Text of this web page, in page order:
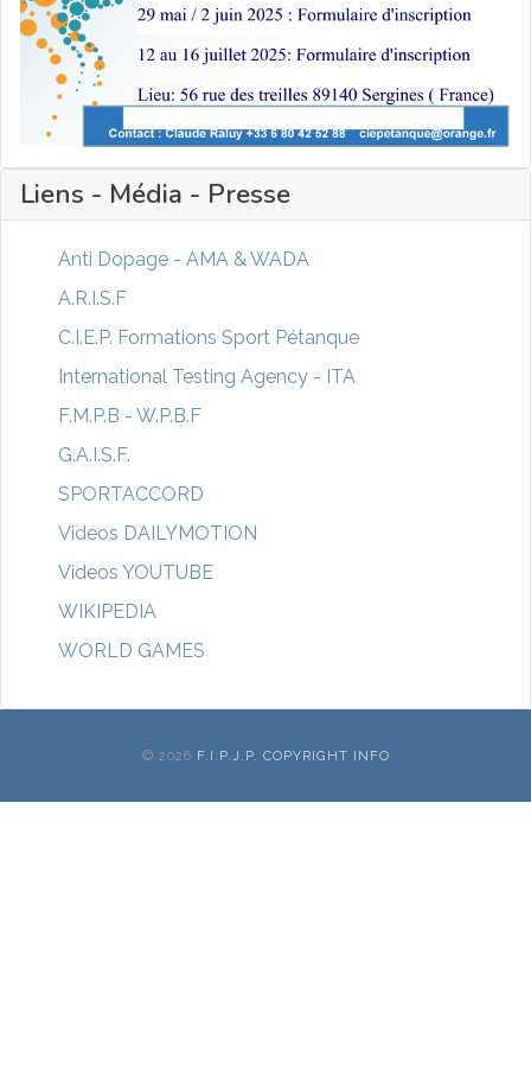
Liens - Média - Presse
Anti Dopage - AMA & WADA
A.R.I.S.F
C.I.E.P. Formations Sport Pétanque
International Testing Agency - ITA
F.M.P.B - W.P.B.F
G.A.I.S.F.
SPORTACCORD
Videos DAILYMOTION
Videos YOUTUBE
WIKIPEDIA
WORLD GAMES
© 2026 F.I.P.J.P. COPYRIGHT INFO